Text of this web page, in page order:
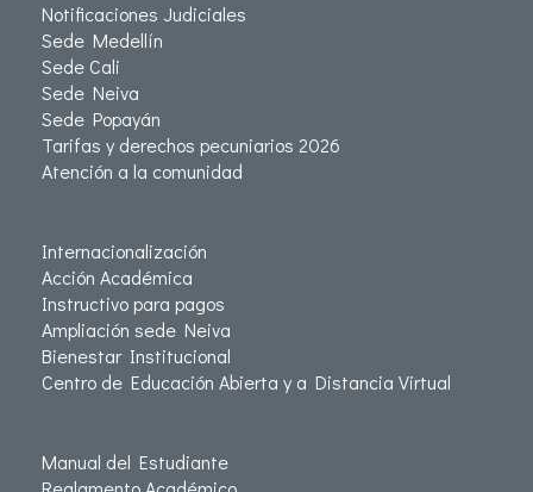
Notificaciones Judiciales
Sede Medellín
Sede Cali
Sede Neiva
Sede Popayán
Tarifas y derechos pecuniarios 2026
Atención a la comunidad
Internacionalización
Acción Académica
Instructivo para pagos
Ampliación sede Neiva
Bienestar Institucional
Centro de Educación Abierta y a Distancia Virtual
Manual del Estudiante